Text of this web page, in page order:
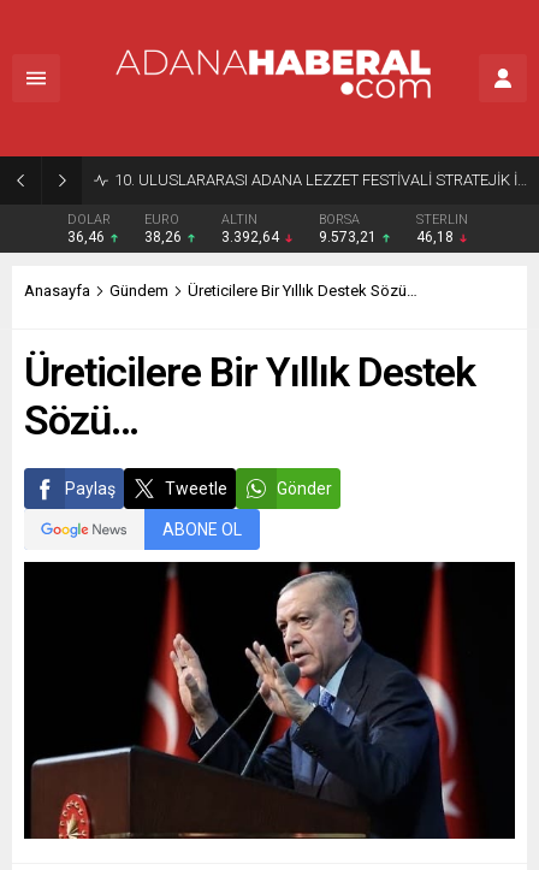
10. ULUSLARARASI ADANA LEZZET FESTİVALİ STRATEJİK İÇERİK VE OPERASYON TOPLANTISI GERÇEKLEŞTİRİLDİ
DOLAR
36,46
EURO
38,26
ALTIN
3.392,64
BORSA
9.573,21
STERLIN
46,18
Anasayfa Gündem Üreticilere Bir Yıllık Destek Sözü…
Üreticilere Bir Yıllık Destek
Sözü…
Paylaş Tweetle Gönder
ABONE OL